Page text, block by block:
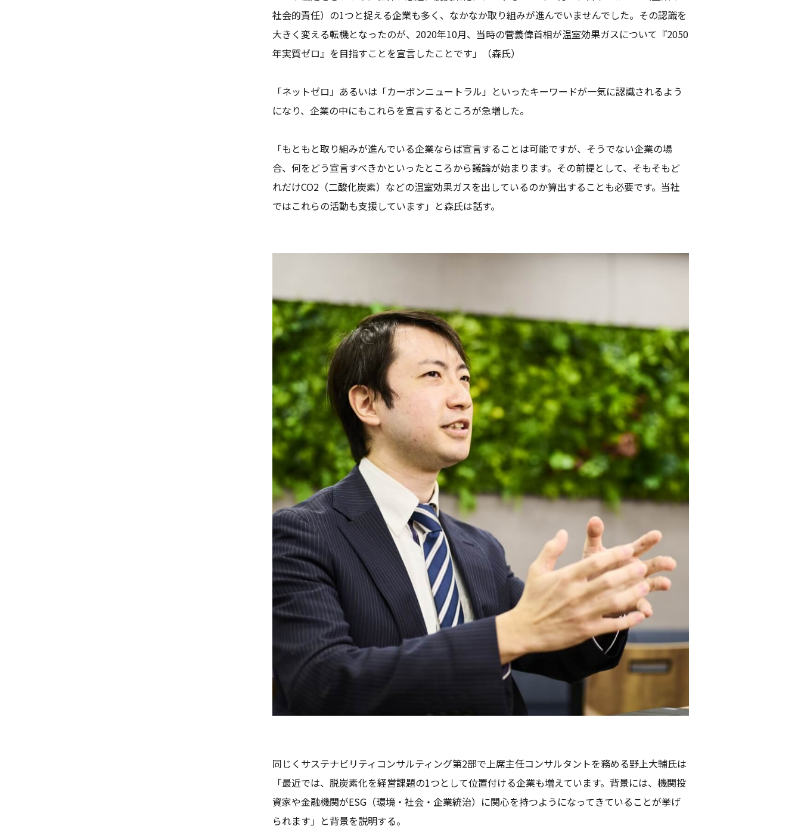
社会的責任）の1つと捉える企業も多く、なかなか取り組みが進んでいませんでした。その認識を
大きく変える転機となったのが、2020年10月、当時の菅義偉首相が温室効果ガスについて『2050
年実質ゼロ』を目指すことを宣言したことです」（森氏）
「ネットゼロ」あるいは「カーボンニュートラル」といったキーワードが一気に認識されるよう
になり、企業の中にもこれらを宣言するところが急増した。
「もともと取り組みが進んでいる企業ならば宣言することは可能ですが、そうでない企業の場
合、何をどう宣言すべきかといったところから議論が始まります。その前提として、そもそもど
れだけCO2（二酸化炭素）などの温室効果ガスを出しているのか算出することも必要です。当社
ではこれらの活動も支援しています」と森氏は話す。
同じくサステナビリティコンサルティング第2部で上席主任コンサルタントを務める野上大輔氏は
「最近では、脱炭素化を経営課題の1つとして位置付ける企業も増えています。背景には、機関投
資家や金融機関がESG（環境・社会・企業統治）に関心を持つようになってきていることが挙げ
られます」と背景を説明する。